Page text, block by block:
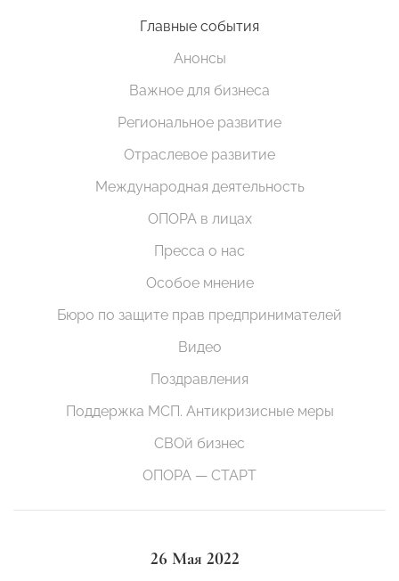
Главные события
Анонсы
Важное для бизнеса
Региональное развитие
Отраслевое развитие
Международная деятельность
ОПОРА в лицах
Пресса о нас
Особое мнение
Бюро по защите прав предпринимателей
Видео
Поздравления
Поддержка МСП. Антикризисные меры
СВОй бизнес
ОПОРА — СТАРТ
26 Мая 2022